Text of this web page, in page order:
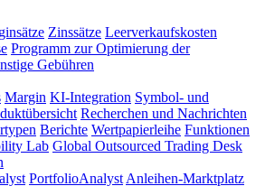
Zinssätze Leerverkaufskosten
Programm zur Optimierung der
Gebühren
Margin KI-Integration Symbol- und
Recherchen und Nachrichten
Berichte Wertpapierleihe Funktionen
Lab Global Outsourced Trading Desk
PortfolioAnalyst Anleihen-Marktplatz